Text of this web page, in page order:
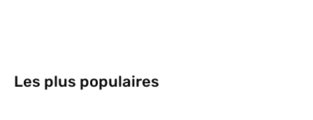
Les plus populaires